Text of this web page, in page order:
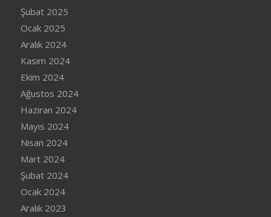
Şubat 2025
Ocak 2025
Aralık 2024
Kasım 2024
Ekim 2024
Ağustos 2024
Haziran 2024
Mayıs 2024
Nisan 2024
Mart 2024
Şubat 2024
Ocak 2024
Aralık 2023